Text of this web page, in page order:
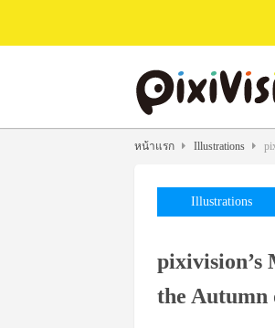
หน้าแรก Illustrations
Illustrations
pixivision’s
the Autumn